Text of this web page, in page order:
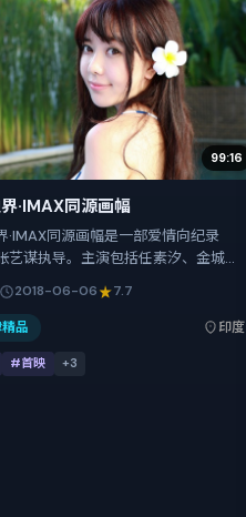
99:16
·IMAX同源画幅
·IMAX同源画幅是一部爱情向纪录
艺谋执导。主演包括任素汐、金城
年暑期档与观众见面，首映日期
06，正片时长121分钟。
2018-06-06 7.7
品 印度
#首映 +3